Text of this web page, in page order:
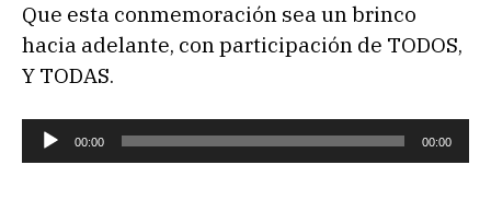
Que esta conmemoración sea un brinco
hacia adelante, con participación de TODOS,
Y TODAS.
e
00:00 00:00